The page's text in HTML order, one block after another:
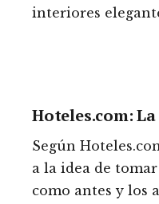
interiores
Hoteles.com:
Según
a la idea de
como antes y los